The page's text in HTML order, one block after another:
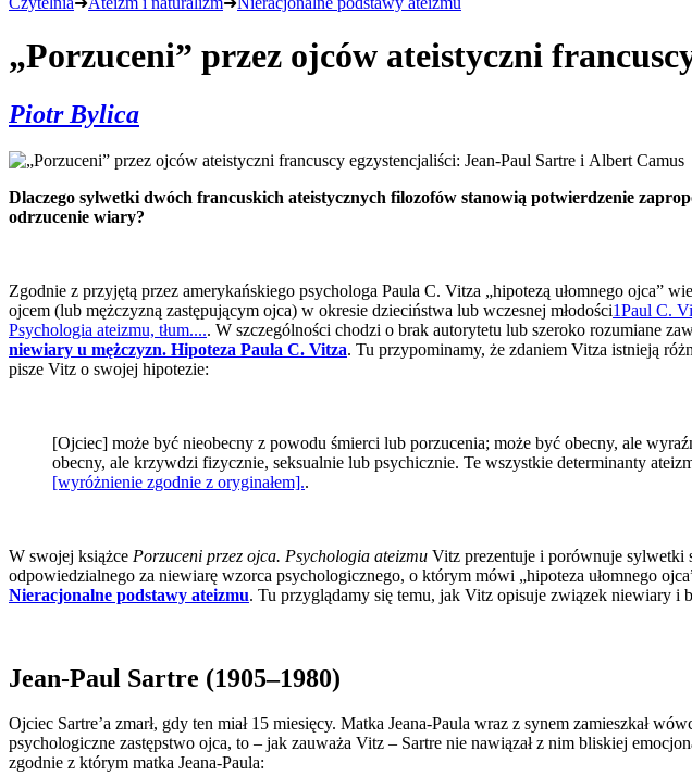
„Porzuceni” przez ojców ateistyczni
Piotr Bylica
Dlaczego sylwetki dwóch francuskich ateistycznych filozofów stanowią potwierdzenie
odrzucenie wiary?
Zgodnie z przyjętą przez amerykańskiego psychologa Paula C. Vitza „hipotezą ułomnego ojca”
ojcem (lub mężczyzną zastępującym ojca) w okresie dzieciństwa lub wczesnej młodości1Paul C.
Psychologia ateizmu, tłum..... W szczególności chodzi o brak autorytetu lub szeroko rozumiane
niewiary u mężczyzn. Hipoteza Paula C. Vitza. Tu przypominamy, że zdaniem Vitza istnieją
pisze Vitz o swojej hipotezie:
[Ojciec] może być nieobecny z powodu śmierci lub porzucenia; może być obecny, ale
obecny, ale krzywdzi fizycznie, seksualnie lub psychicznie. Te wszystkie determinanty
[wyróżnienie zgodnie z oryginałem]..
W swojej książce Porzuceni przez ojca. Psychologia ateizmu Vitz prezentuje i porównuje sylwetki
odpowiedzialnego za niewiarę wzorca psychologicznego, o którym mówi „hipoteza ułomnego
Nieracjonalne podstawy ateizmu. Tu przyglądamy się temu, jak Vitz opisuje związek niewiary i
Jean-Paul Sartre (1905–1980)
Ojciec Sartre’a zmarł, gdy ten miał 15 miesięcy. Matka Jeana-Paula wraz z synem zamieszkał
psychologiczne zastępstwo ojca, to – jak zauważa Vitz – Sartre nie nawiązał z nim bliskiej
zgodnie z którym matka Jeana-Paula: